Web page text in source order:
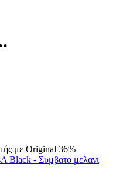
με Original 36%
Black - Συμβατο μελανι